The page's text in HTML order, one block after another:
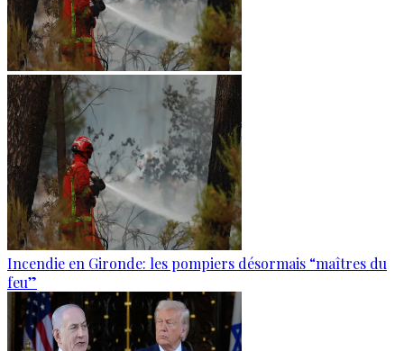
Incendie en Gironde: les pompiers désormais “maîtres du
feu”